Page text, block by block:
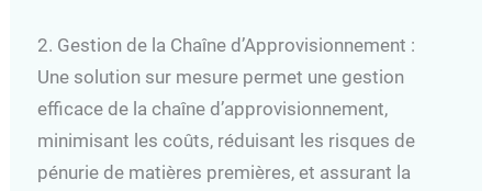
2. Gestion de la Chaîne d’Approvisionnement :
Une solution sur mesure permet une gestion
efficace de la chaîne d’approvisionnement,
minimisant les coûts, réduisant les risques de
pénurie de matières premières, et assurant la